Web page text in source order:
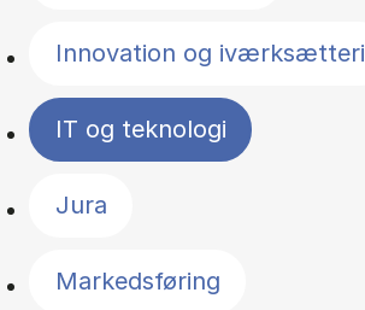
Innovation og iværksætteri
IT og teknologi
Jura
Markedsføring